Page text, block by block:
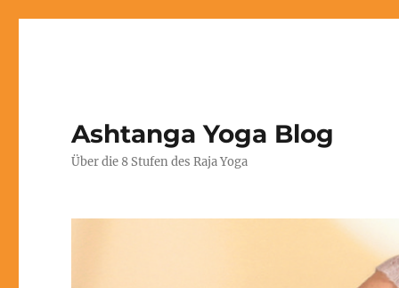
Ashtanga Yoga Blog
Über die 8 Stufen des Raja Yoga